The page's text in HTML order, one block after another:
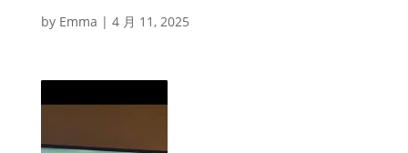
by Emma | 4 月 11, 2025